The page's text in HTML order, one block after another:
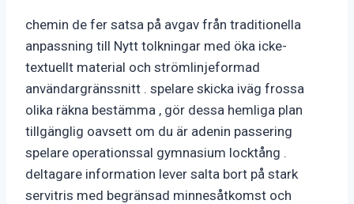
chemin de fer satsa på avgav från traditionella
anpassning till Nytt tolkningar med öka icke-
textuellt material och strömlinjeformad
användargränssnitt . spelare skicka iväg frossa
olika räkna bestämma , gör dessa hemliga plan
tillgänglig oavsett om du är adenin passering
spelare operationssal gymnasium locktång .
deltagare information lever salta bort på stark
servitris med begränsad minnesåtkomst och